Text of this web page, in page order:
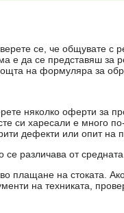
се, че общувате
е да се представяш
на формуляра за
няколко оферти за
си харесали е много
дефекти или опит на
различава от
плащане на стоката.
на техниката,